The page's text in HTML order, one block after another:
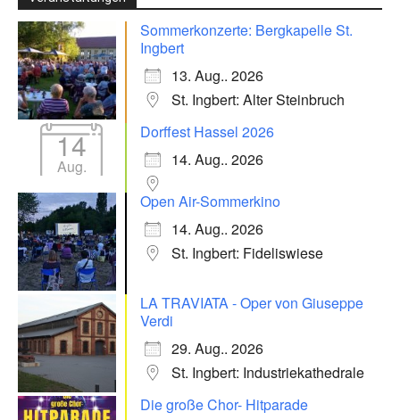
Sommerkonzerte: Bergkapelle St.
Ingbert
13. Aug.. 2026
St. Ingbert: Alter Steinbruch
14
Aug.
Dorffest Hassel 2026
14. Aug.. 2026
Open Air-Sommerkino
14. Aug.. 2026
St. Ingbert: Fideliswiese
LA TRAVIATA - Oper von Giuseppe
Verdi
29. Aug.. 2026
St. Ingbert: Industriekathedrale
Die große Chor- Hitparade